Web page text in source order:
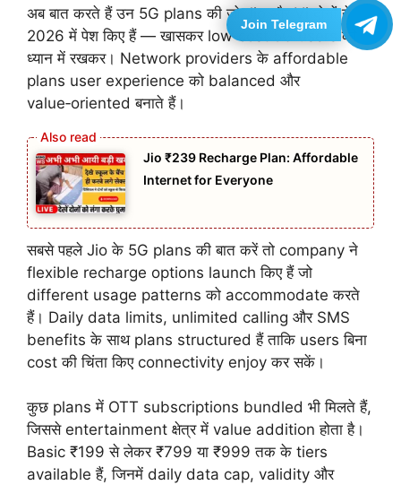
Join Telegram
अब बात करते हैं उन 5G plans की जो Jio और Vi दोनों ने
2026 में पेश किए हैं — खासकर low‑cost 5G users को
ध्यान में रखकर। Network providers के affordable
plans user experience को balanced और
value‑oriented बनाते हैं।
Jio ₹239 Recharge Plan: Affordable
Internet for Everyone
सबसे पहले Jio के 5G plans की बात करें तो company ने
flexible recharge options launch किए हैं जो
different usage patterns को accommodate करते
हैं। Daily data limits, unlimited calling और SMS
benefits के साथ plans structured हैं ताकि users बिना
cost की चिंता किए connectivity enjoy कर सकें।
कुछ plans में OTT subscriptions bundled भी मिलते हैं,
जिससे entertainment क्षेत्र में value addition होता है।
Basic ₹199 से लेकर ₹799 या ₹999 तक के tiers
available हैं, जिनमें daily data cap, validity और